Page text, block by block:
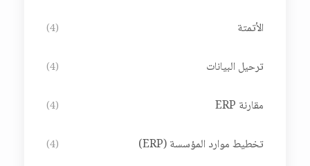
الأتمتة (4)
ترحيل البيانات (4)
مقارنة ERP (4)
تخطيط موارد المؤسسة (ERP) (4)